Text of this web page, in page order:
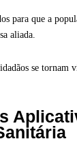
para que a
aliada.
se tornam